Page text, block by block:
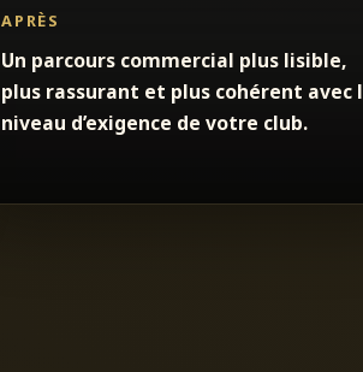
APRÈS
Un parcours commercial plus lisible,
plus rassurant et plus cohérent avec
niveau d’exigence de votre club.